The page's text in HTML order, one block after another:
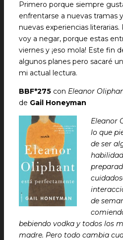
Primero porque siempre
enfrentarse a nuevas tramas
nuevas experiencias
voy a negar, porque estas
viernes y ¡eso mola! Este fin
algunos planes pero sacaré
mi actual lectura.
BBF*275 con Eleanor
de Gail Honeyman
Eleanor
lo que
de ser
de
bebiendo vodka y todos los
madre. Pero todo cambia